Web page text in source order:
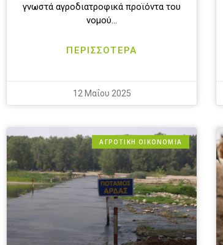
γνωστά αγροδιατροφικά προϊόντα του
νομού…
ΠΕΡΙΣΣΟΤΕΡΑ
12 Μαΐου 2025
ΑΓΡΟΤΙΚΗ ΟΙΚΟΝΟΜΙΑ